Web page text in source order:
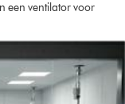
een ventilator voor